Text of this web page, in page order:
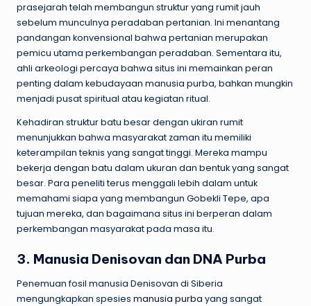
prasejarah telah membangun struktur yang rumit jauh
sebelum munculnya peradaban pertanian. Ini menantang
pandangan konvensional bahwa pertanian merupakan
pemicu utama perkembangan peradaban. Sementara itu,
ahli arkeologi percaya bahwa situs ini memainkan peran
penting dalam kebudayaan manusia purba, bahkan mungkin
menjadi pusat spiritual atau kegiatan ritual.
Kehadiran struktur batu besar dengan ukiran rumit
menunjukkan bahwa masyarakat zaman itu memiliki
keterampilan teknis yang sangat tinggi. Mereka mampu
bekerja dengan batu dalam ukuran dan bentuk yang sangat
besar. Para peneliti terus menggali lebih dalam untuk
memahami siapa yang membangun Gobekli Tepe, apa
tujuan mereka, dan bagaimana situs ini berperan dalam
perkembangan masyarakat pada masa itu.
3. Manusia Denisovan dan DNA Purba
Penemuan fosil manusia Denisovan di Siberia
mengungkapkan spesies manusia purba yang sangat